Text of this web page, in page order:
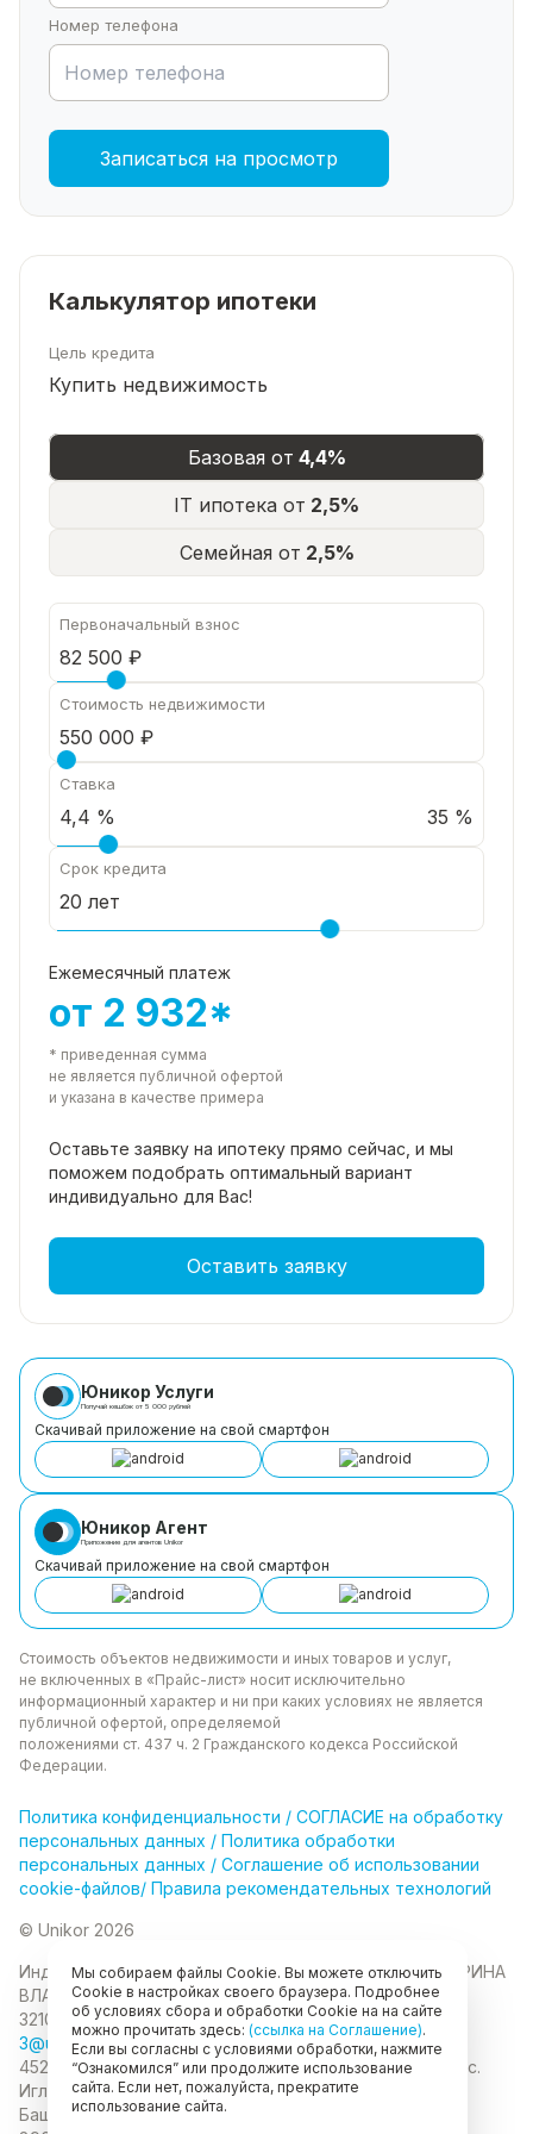
Записывайтесь на просмотр — давайте вместе
воплотим вашу мечту о даче в реальность!
Номер телефона
Записаться на просмотр
Калькулятор ипотеки
Цель кредита
Купить недвижимость
Базовая от 4,4%
IT ипотека от 2,5%
Семейная от 2,5%
Первоначальный взнос
Стоимость недвижимости
Ставка
35 %
Срок кредита
Ежемесячный платеж
от 2 932*
* приведенная сумма
не является публичной офертой
и указана в качестве примера
Оставьте заявку на ипотеку прямо сейчас, и мы
поможем подобрать оптимальный вариант
индивидуально для Вас!
Оставить заявку
Юникор Услуги
Получай кешбэк от 5 000 рублей
Скачивай приложение на свой смартфон
Юникор Агент
Приложение для агентов Unikor
Скачивай приложение на свой смартфон
Стоимость объектов недвижимости и иных товаров и услуг,
не включенных в «Прайс-лист» носит исключительно
информационный характер и ни при каких условиях не является
публичной офертой, определяемой
положениями ст. 437 ч. 2 Гражданского кодекса Российской
Федерации.
Политика конфиденциальности / СОГЛАСИЕ на обработку
персональных данных / Политика обработки
персональных данных / Соглашение об использовании
cookie-файлов/ Правила рекомендательных технологий
© Unikor 2026
Индивидуальный предприниматель КОЛОМАСОВА ИРИНА
ВЛАДИМИРОВНАИНН 022403630403ОГРНИП
321028000134889
3@unikor.company
452410, Республика Башкортостан, Иглинский район, с.
Иглино, ул. Вербная, д. 9450052, Республика
Башкортостан, город Уфа, ул. Мустая Карима, д.6
Мы собираем файлы Cookie. Вы можете отключить
Cookie в настройках своего браузера. Подробнее
об условиях сбора и обработки Cookie на на сайте
можно прочитать здесь: (ссылка на Соглашение).
Если вы согласны с условиями обработки, нажмите
“Ознакомился” или продолжите использование
сайта. Если нет, пожалуйста, прекратите
использование сайта.